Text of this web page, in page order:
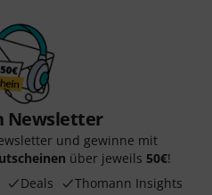
Newsletter
und gewinne mit
über jeweils 50€!
Deals Thomann Insights